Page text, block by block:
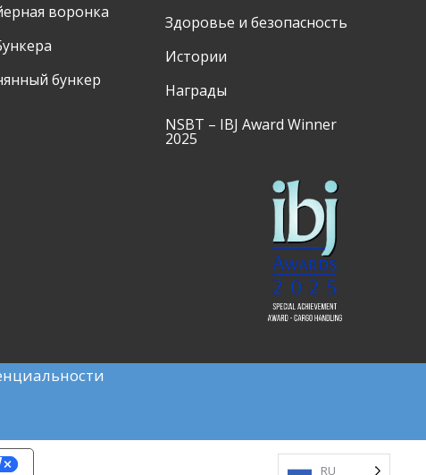
воронка
бункер
Здоровье и безопасность
Истории
Награды
NSBT – IBJ Award Winner
2025
RU